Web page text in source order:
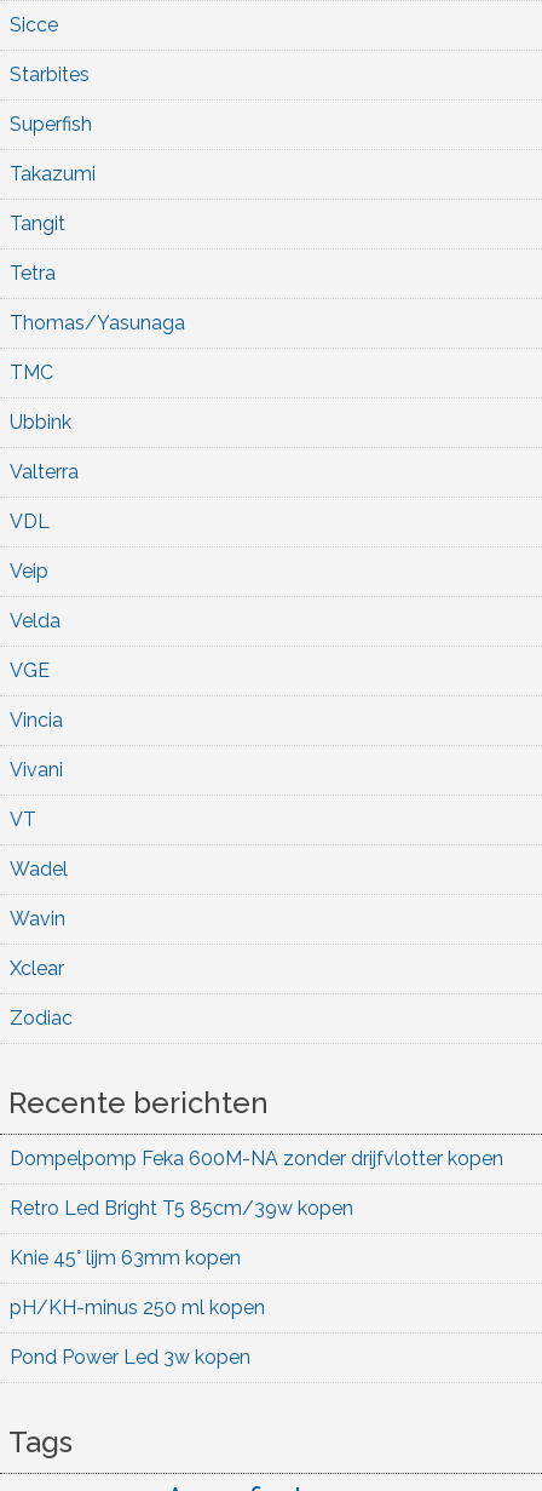
Sicce
Starbites
Superfish
Takazumi
Tangit
Tetra
Thomas/Yasunaga
TMC
Ubbink
Valterra
VDL
Veip
Velda
VGE
Vincia
Vivani
VT
Wadel
Wavin
Xclear
Zodiac
Recente berichten
Dompelpomp Feka 600M-NA zonder drijfvlotter kopen
Retro Led Bright T5 85cm/39w kopen
Knie 45° lijm 63mm kopen
pH/KH-minus 250 ml kopen
Pond Power Led 3w kopen
Tags